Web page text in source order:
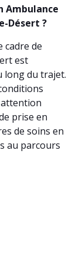
Ambulance
Désert ?
cadre de
est
long du trajet.
attention
prise en
de soins en
au parcours